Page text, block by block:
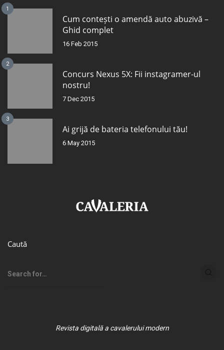
1
Cum contești o amendă auto abuzivă –
Ghid complet
16 Feb 2015
2
Concurs Nexus 5X: Fii instagramer-ul
nostru!
7 Dec 2015
3
Ai grijă de bateria telefonului tău!
6 May 2015
Caută
Revista digitală a cavalerului modern